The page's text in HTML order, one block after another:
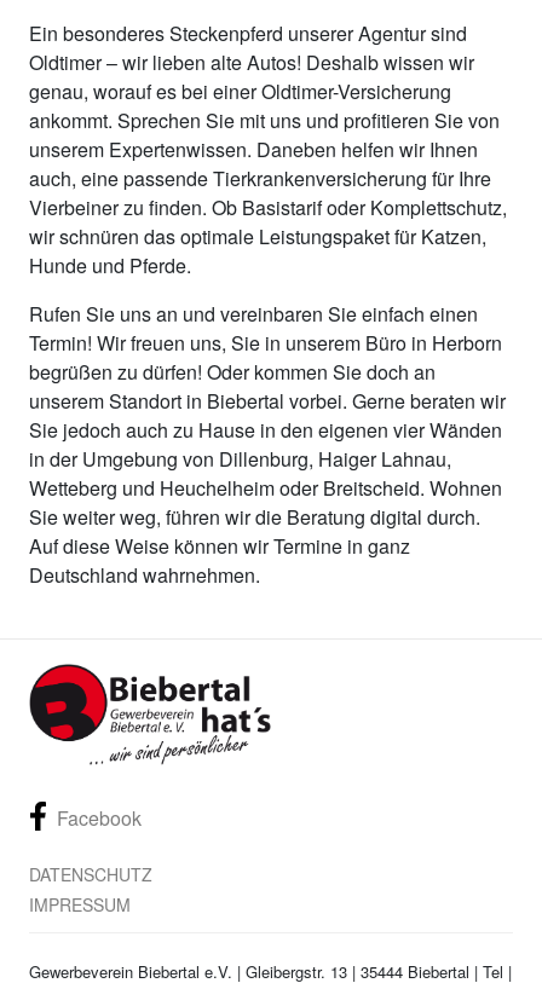
Ein besonderes Steckenpferd unserer Agentur sind
Oldtimer – wir lieben alte Autos! Deshalb wissen wir
genau, worauf es bei einer Oldtimer-Versicherung
ankommt. Sprechen Sie mit uns und profitieren Sie von
unserem Expertenwissen. Daneben helfen wir Ihnen
auch, eine passende Tierkrankenversicherung für Ihre
Vierbeiner zu finden. Ob Basistarif oder Komplettschutz,
wir schnüren das optimale Leistungspaket für Katzen,
Hunde und Pferde.
Rufen Sie uns an und vereinbaren Sie einfach einen
Termin! Wir freuen uns, Sie in unserem Büro in Herborn
begrüßen zu dürfen! Oder kommen Sie doch an
unserem Standort in Biebertal vorbei. Gerne beraten wir
Sie jedoch auch zu Hause in den eigenen vier Wänden
in der Umgebung von Dillenburg, Haiger Lahnau,
Wetteberg und Heuchelheim oder Breitscheid. Wohnen
Sie weiter weg, führen wir die Beratung digital durch.
Auf diese Weise können wir Termine in ganz
Deutschland wahrnehmen.
Facebook
DATENSCHUTZ
IMPRESSUM
Gewerbeverein Biebertal e.V. | Gleibergstr. 13 | 35444 Biebertal | Tel |